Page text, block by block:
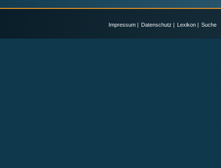
Impressum Datenschutz Lexikon Suche